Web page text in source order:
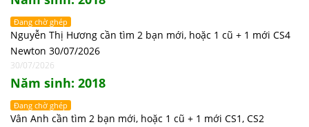
Đang chờ ghép
Nguyễn Thị Hương cần tìm 2 bạn mới, hoặc 1 cũ + 1 mới CS4
Newton 30/07/2026
30/07/2026
Năm sinh: 2018
Đang chờ ghép
Vân Anh cần tìm 2 bạn mới, hoặc 1 cũ + 1 mới CS1, CS2